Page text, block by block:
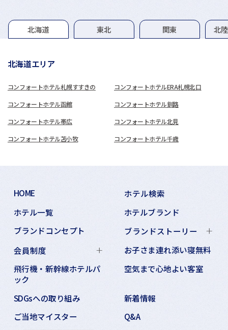
グループホテル一覧
北海道 東北 関東 北
北海道エリア
コンフォートホテル札幌すすきの コンフォートホテルERA札幌北口
コンフォートホテル函館 コンフォートホテル釧路
コンフォートホテル帯広 コンフォートホテル北見
コンフォートホテル苫小牧 コンフォートホテル千歳
HOME
ホテル検索
ホテル一覧
ホテルブランド
ブランドコンセプト
ブランドストーリー
会員制度
お子さま連れ添い寝無料
飛行機・新幹線ホテルパ
ック
空気まで心地よい客室
SDGsへの取り組み
新着情報
ご当地マイスター
Q&A